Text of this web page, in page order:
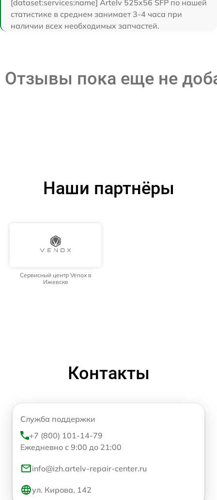
[dataset:services:name] Artelv 525x56 SFP по нашей
статистике в среднем занимает 3-4 часа при
наличии всех необходимых запчастей.
Отзывы пока еще не
Наши партнёры
Сервисный центр Venox в
Ижевске
Контакты
Служба поддержки
+7 (800) 101-14-79
Ежедневно с 9:00 до 21:00
info@izh.artelv-repair-center.ru
ул. Кирова, 142